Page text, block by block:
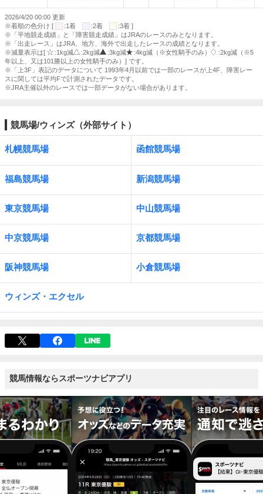
2026/4/20 00:00 更新
※着順の色分け [
:1着 :2着
:3着 ]
※「平地競走成績」と「障害競走成績」はJRAのレースのみとなります。
※「出走レース」はJRA、地方、海外で出走したレースの成績となります。
※減量表示は[
:1kg減 :2kg減 :3kg減 :4kg減（※女性騎手のみ）
:2kg減（※5
年以上、又は101勝以上の女性騎手のみ）] です。
※「上3F」表記のデータについて 1993年4月以前では一部のレースが上4F、障害レー
スに関しては平均Fで計測されたデータです。
※JRA主催以外のレースでは一部データがない場合があります。
競馬場/ウィンズ（外部サイト）
札幌競馬場 函館競馬場
福島競馬場 新潟競馬場
東京競馬場 中山競馬場
中京競馬場 京都競馬場
阪神競馬場 小倉競馬場
ウィンズ・エクセル
競馬情報ならスポーツナビアプリ